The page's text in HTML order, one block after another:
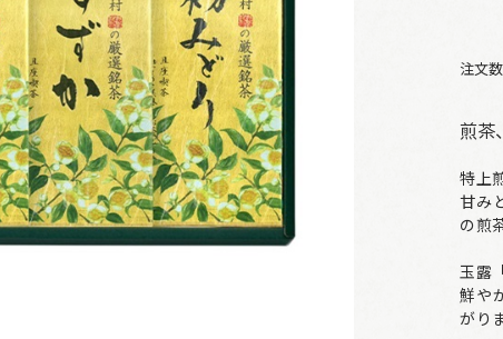
注文数
煎茶
特上
甘み
の煎
玉露
鮮や
がり